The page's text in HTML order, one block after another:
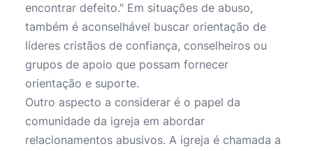
encontrar defeito." Em situações de abuso,
também é aconselhável buscar orientação de
líderes cristãos de confiança, conselheiros ou
grupos de apoio que possam fornecer
orientação e suporte.
Outro aspecto a considerar é o papel da
comunidade da igreja em abordar
relacionamentos abusivos. A igreja é chamada a